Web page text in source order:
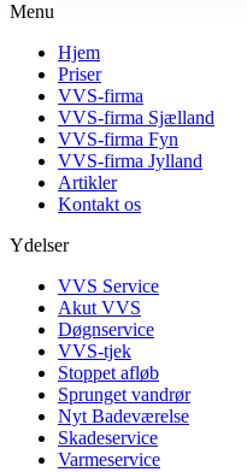
Menu
Hjem
Priser
VVS-firma
VVS-firma Sjælland
VVS-firma Fyn
VVS-firma Jylland
Artikler
Kontakt os
Ydelser
VVS Service
Akut VVS
Døgnservice
VVS-tjek
Stoppet afløb
Sprunget vandrør
Nyt Badeværelse
Skadeservice
Varmeservice